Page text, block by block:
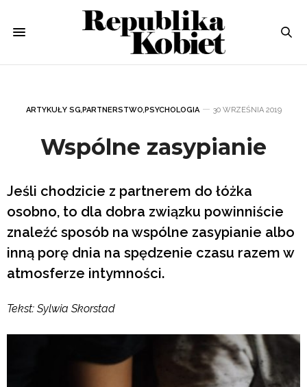
ARTYKUŁY SG,PARTNERSTWO,PSYCHOLOGIA 30 WRZEŚNIA 2019
Wspólne zasypianie
Jeśli chodzicie z partnerem do łóżka
osobno, to dla dobra związku powinniście
znaleźć sposób na wspólne zasypianie albo
inną porę dnia na spędzenie czasu razem w
atmosferze intymności.
Tekst: Sylwia Skorstad